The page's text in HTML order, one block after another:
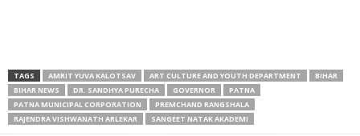
TAGS AMRIT YUVA KALOTSAV ART CULTURE AND YOUTH DEPARTMENT
BIHAR
BIHAR NEWS
DR. SANDHYA PURECHA GOVERNOR
PATNA
PATNA MUNICIPAL CORPORATION
PREMCHAND RANGSHALA
RAJENDRA VISHWANATH ARLEKAR
SANGEET NATAK AKADEMI